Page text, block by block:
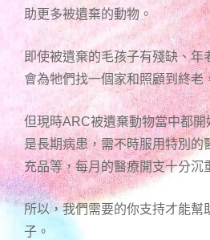
助更多被遺棄的動物。
即使被遺棄的毛孩子有殘缺、年
會為牠們找一個家和照顧到終老
但現時ARC被遺棄動物當中都
是長期病患，需不時服用特別的
充品等，每月的醫療開支十分沉
所以，我們需要的你支持才能幫
子。